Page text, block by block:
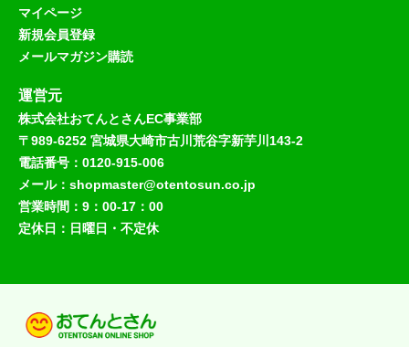
マイページ
新規会員登録
メールマガジン購読
運営元
株式会社おてんとさんEC事業部
〒989-6252 宮城県大崎市古川荒谷字新芋川143-2
電話番号：0120-915-006
メール：shopmaster@otentosun.co.jp
営業時間：9：00-17：00
定休日：日曜日・不定休